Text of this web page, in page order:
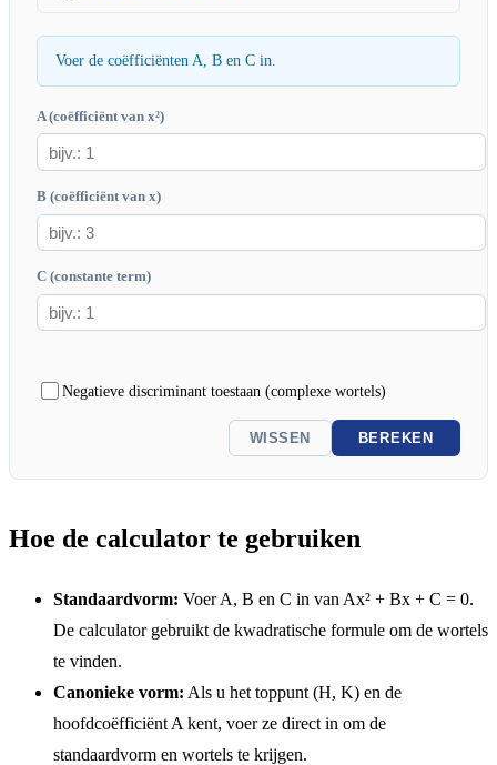
Voer de coëfficiënten A, B en C in.
A (coëfficiënt van x²)
B (coëfficiënt van x)
C (constante term)
Negatieve discriminant toestaan (complexe wortels)
WISSEN BEREKEN
Hoe de calculator te gebruiken
Standaardvorm: Voer A, B en C in van Ax² + Bx + C = 0.
De calculator gebruikt de kwadratische formule om de wortels
te vinden.
Canonieke vorm: Als u het toppunt (H, K) en de
hoofdcoëfficiënt A kent, voer ze direct in om de
standaardvorm en wortels te krijgen.